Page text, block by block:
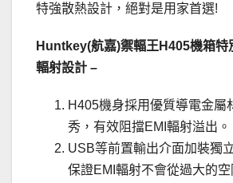
特強散熱設計，絕對是用家首選!
Huntkey(航嘉)禦輻王H405機箱特
輻射設計 –
H405機身採用優質導電金屬
秀，有效阻擋EMI輻射溢出。
USB等前置輸出介面加裝獨
保證EMI輻射不會從過大的空